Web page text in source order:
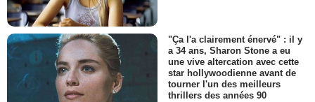
"Ça l'a clairement énervé" : il y
a 34 ans, Sharon Stone a eu
une vive altercation avec cette
star hollywoodienne avant de
tourner l'un des meilleurs
thrillers des années 90